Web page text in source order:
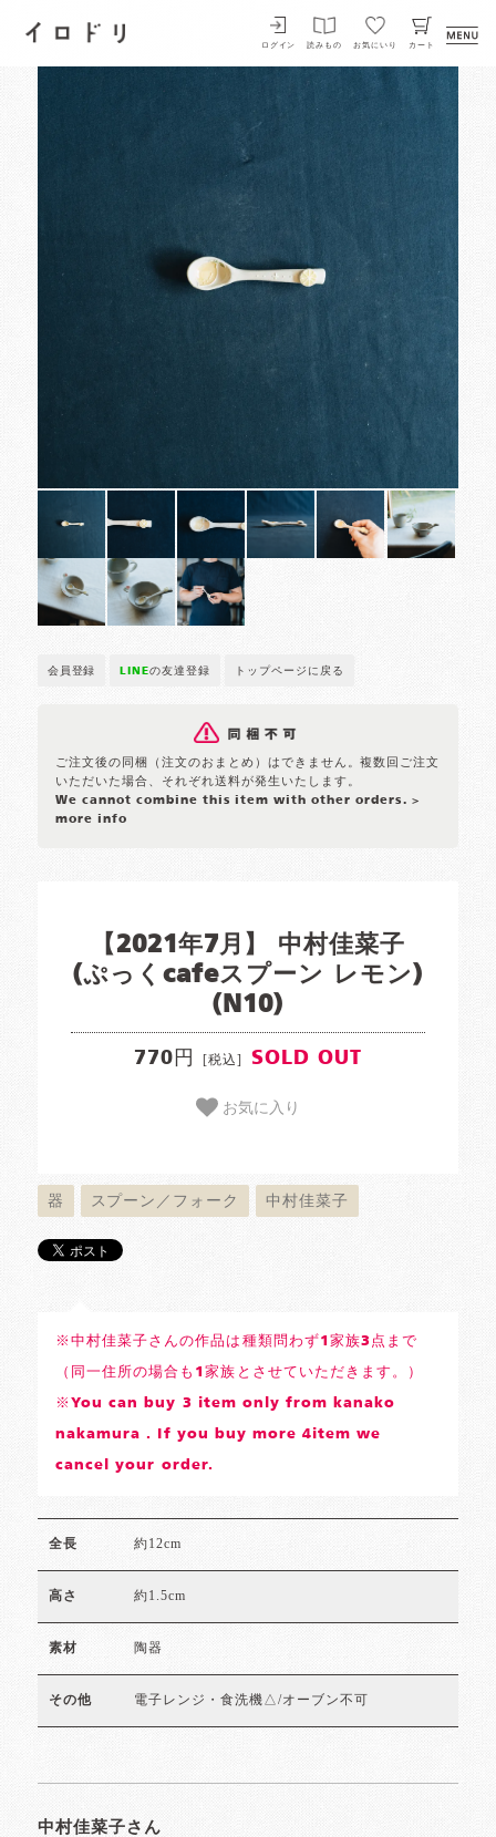
イロドリ
ログイン 読みもの お気にいり カート
会員登録 LINEの友達登録 トップページに戻る
ご注文後の同梱（注文のおまとめ）はできません。複数回ご注文
いただいた場合、それぞれ送料が発生いたします。
We cannot combine this item with other orders. >
more info
【2021年7月】 中村佳菜子
(ぷっくcafeスプーン レモン)
(N10)
770円 [税込] SOLD OUT
お気に入り
器 スプーン／フォーク 中村佳菜子
※中村佳菜子さんの作品は種類問わず1家族3点まで
（同一住所の場合も1家族とさせていただきます。）
※You can buy 3 item only from kanako
nakamura . If you buy more 4item we
cancel your order.
全長 約12cm
高さ 約1.5cm
素材 陶器
その他 電子レンジ・食洗機△/オーブン不可
中村佳菜子さん